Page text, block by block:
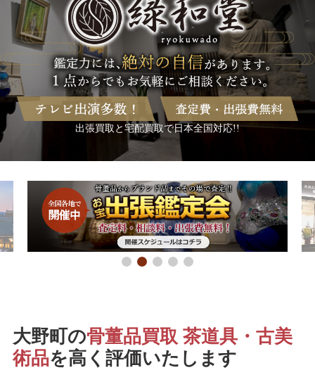
出張買取と宅配買取で日本全国対応!!
大野町の骨董品買取 茶道具・古美
術品を高く評価いたします